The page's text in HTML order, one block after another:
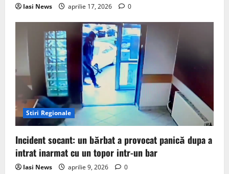
Iasi News aprilie 17, 2026 0
Stiri Regionale
Incident socant: un bărbat a provocat panică dupa a
intrat inarmat cu un topor intr-un bar
Iasi News aprilie 9, 2026 0